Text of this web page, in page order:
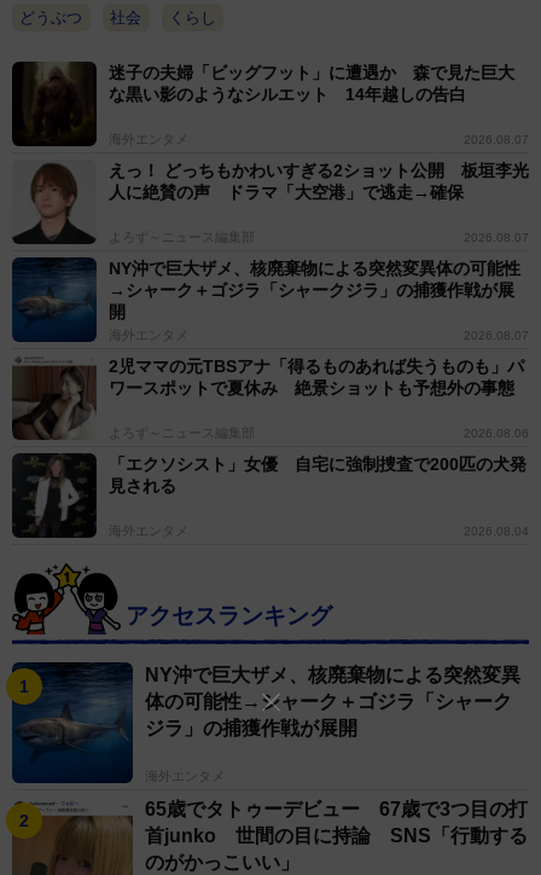
です。
――その時のご家族やお父さんの反応はいかがでした
EMI：最初は家族みんなで「なんでそこ！？」と大笑い
でした！父自身も最初は驚いていましたが、拒否するこ
ともなく、そのまま頭に乗せたまま普通に過ごしていま
したよ！
3/4
お父さんもとっても嬉しそう
どうぶつ 社会 くらし
迷子の夫婦「ビッグフット」に遭遇か 森で見た巨大
な黒い影のようなシルエット 14年越しの告白
海外エンタメ 2026.08.07
えっ！ どっちもかわいすぎる2ショット公開 板垣李光
人に絶賛の声 ドラマ「大空港」で逃走→確保
よろず～ニュース編集部 2026.08.07
NY沖で巨大ザメ、核廃棄物による突然変異体の可能性
→シャーク＋ゴジラ「シャークジラ」の捕獲作戦が展
開
海外エンタメ 2026.08.07
2児ママの元TBSアナ「得るものあれば失うものも」パ
ワースポットで夏休み 絶景ショットも予想外の事態
よろず～ニュース編集部 2026.08.06
「エクソシスト」女優 自宅に強制捜査で200匹の犬発
見される
海外エンタメ 2026.08.04
アクセスランキング
NY沖で巨大ザメ、核廃棄物による突然変異
体の可能性→シャーク＋ゴジラ「シャーク
ジラ」の捕獲作戦が展開
海外エンタメ
65歳でタトゥーデビュー 67歳で3つ目の打
首junko 世間の目に持論 SNS「行動する
のがかっこいい」